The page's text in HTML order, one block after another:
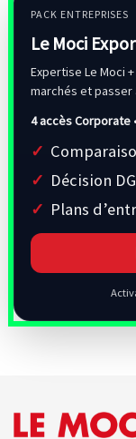
PACK ENTREPRISES
Le Moci
Expertise Le Moci
marchés et passer
4 accès Corporate
Décision
Plans